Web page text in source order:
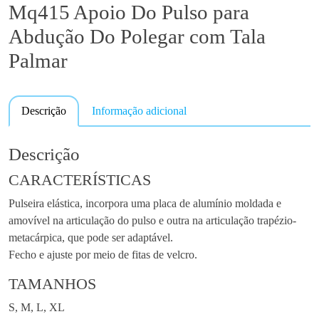
Mq415 Apoio Do Pulso para
Abdução Do Polegar com Tala
Palmar
Descrição Informação adicional
Descrição
CARACTERÍSTICAS
Pulseira elástica, incorpora uma placa de alumínio moldada e
amovível na articulação do pulso e outra na articulação trapézio-
metacárpica, que pode ser adaptável.
Fecho e ajuste por meio de fitas de velcro.
TAMANHOS
S, M, L, XL